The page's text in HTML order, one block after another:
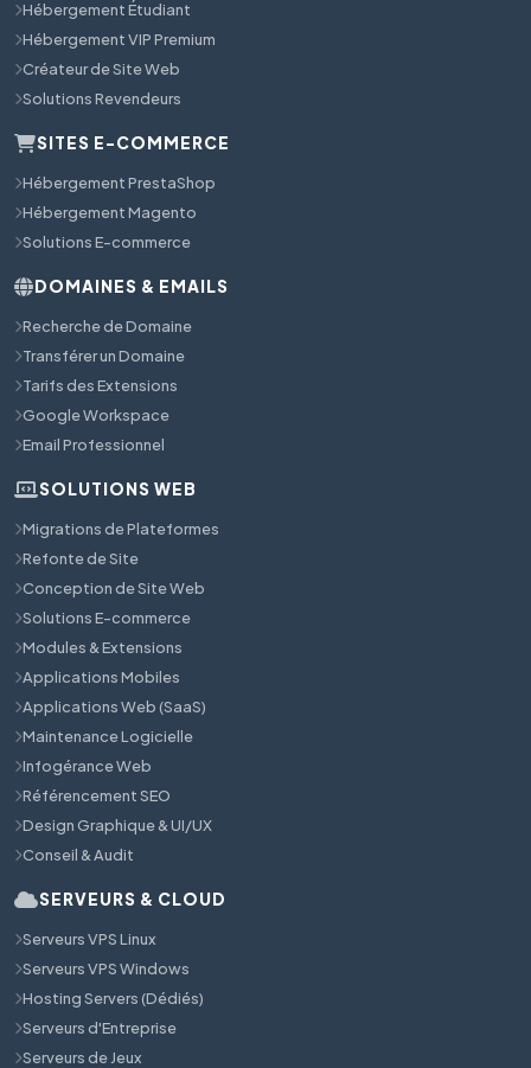
Hébergement Étudiant
Hébergement VIP Premium
Créateur de Site Web
Solutions Revendeurs
SITES E-COMMERCE
Hébergement PrestaShop
Hébergement Magento
Solutions E-commerce
DOMAINES & EMAILS
Recherche de Domaine
Transférer un Domaine
Tarifs des Extensions
Google Workspace
Email Professionnel
SOLUTIONS WEB
Migrations de Plateformes
Refonte de Site
Conception de Site Web
Solutions E-commerce
Modules & Extensions
Applications Mobiles
Applications Web (SaaS)
Maintenance Logicielle
Infogérance Web
Référencement SEO
Design Graphique & UI/UX
Conseil & Audit
SERVEURS & CLOUD
Serveurs VPS Linux
Serveurs VPS Windows
Hosting Servers (Dédiés)
Serveurs d'Entreprise
Serveurs de Jeux